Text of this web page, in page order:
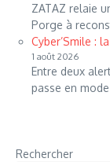
ZATAZ relaie
Porge à
Cyber’Smile :
1 août 2026
Entre deux
passe en
Rechercher